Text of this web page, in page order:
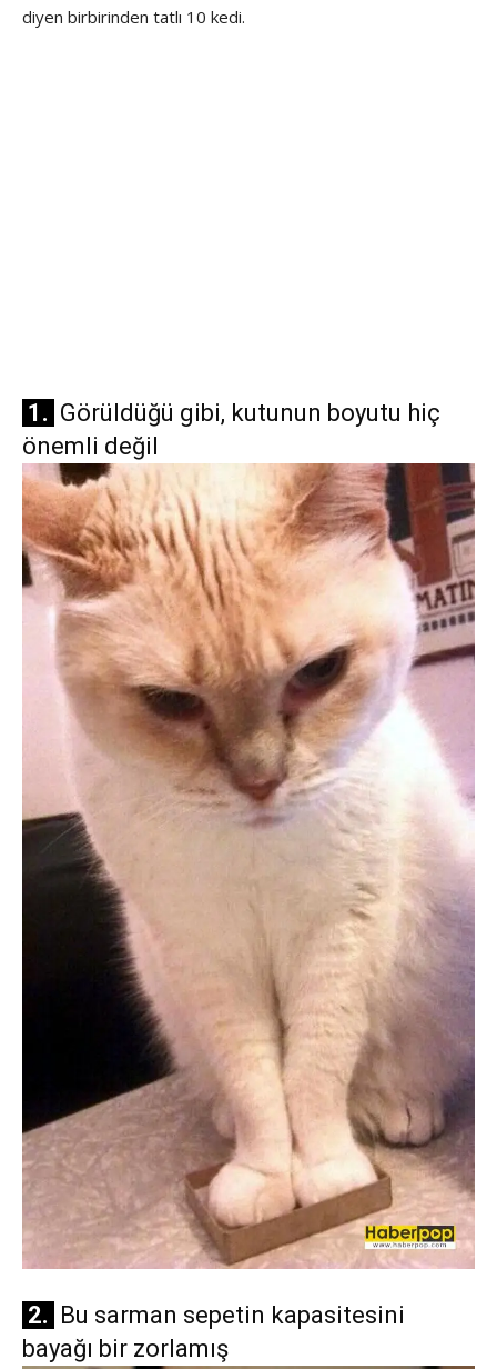
diyen birbirinden tatlı 10 kedi.
1. Görüldüğü gibi, kutunun boyutu hiç
önemli değil
2. Bu sarman sepetin kapasitesini
bayağı bir zorlamış